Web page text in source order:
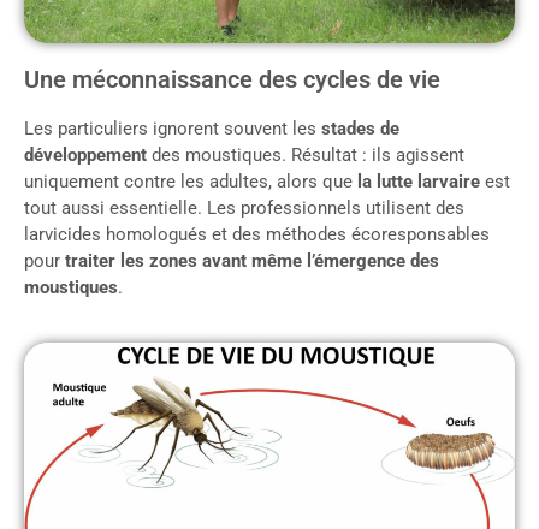
Une méconnaissance des cycles de vie
Les particuliers ignorent souvent les stades de
développement des moustiques. Résultat : ils agissent
uniquement contre les adultes, alors que la lutte larvaire est
tout aussi essentielle. Les professionnels utilisent des
larvicides homologués et des méthodes écoresponsables
pour traiter les zones avant même l’émergence des
moustiques.